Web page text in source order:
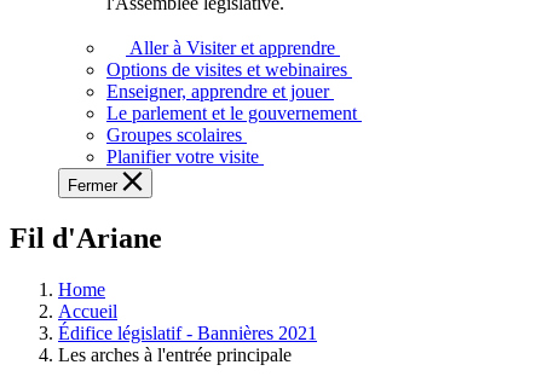
voir,
apprendre
et
à
à
législative.
Aller à Visiter et apprendre
Options de visites et webinaires
Enseigner, apprendre et jouer
Le parlement et le gouvernement
Groupes scolaires
Planifier votre visite
Fermer
Fil d'Ariane
Home
Accueil
Édifice législatif - Bannières 2021
Les arches à l'entrée principale